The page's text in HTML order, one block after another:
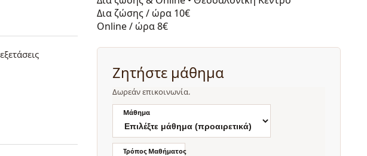
Δια ζώσης / ώρα 10€
Online / ώρα8€
Ζητήστε μάθημα
Δωρεάν επικοινωνία.
Μάθημα
Τρόπος Μαθήματος